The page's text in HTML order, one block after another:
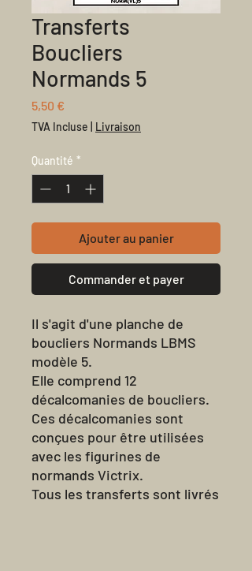
Transferts
Boucliers
Normands 5
5,50 €
TVA Incluse Livraison
Quantité *
Ajouter au panier
Commander et payer
Il s'agit d'une planche de
boucliers Normands LBMS
modèle 5.
Elle comprend 12
décalcomanies de boucliers.
Ces décalcomanies sont
conçues pour être utilisées
avec les figurines de
normands Victrix.
Tous les transferts sont livrés